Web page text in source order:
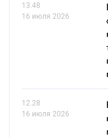
13.48
16 июля 2026
12.28
16 июля 2026